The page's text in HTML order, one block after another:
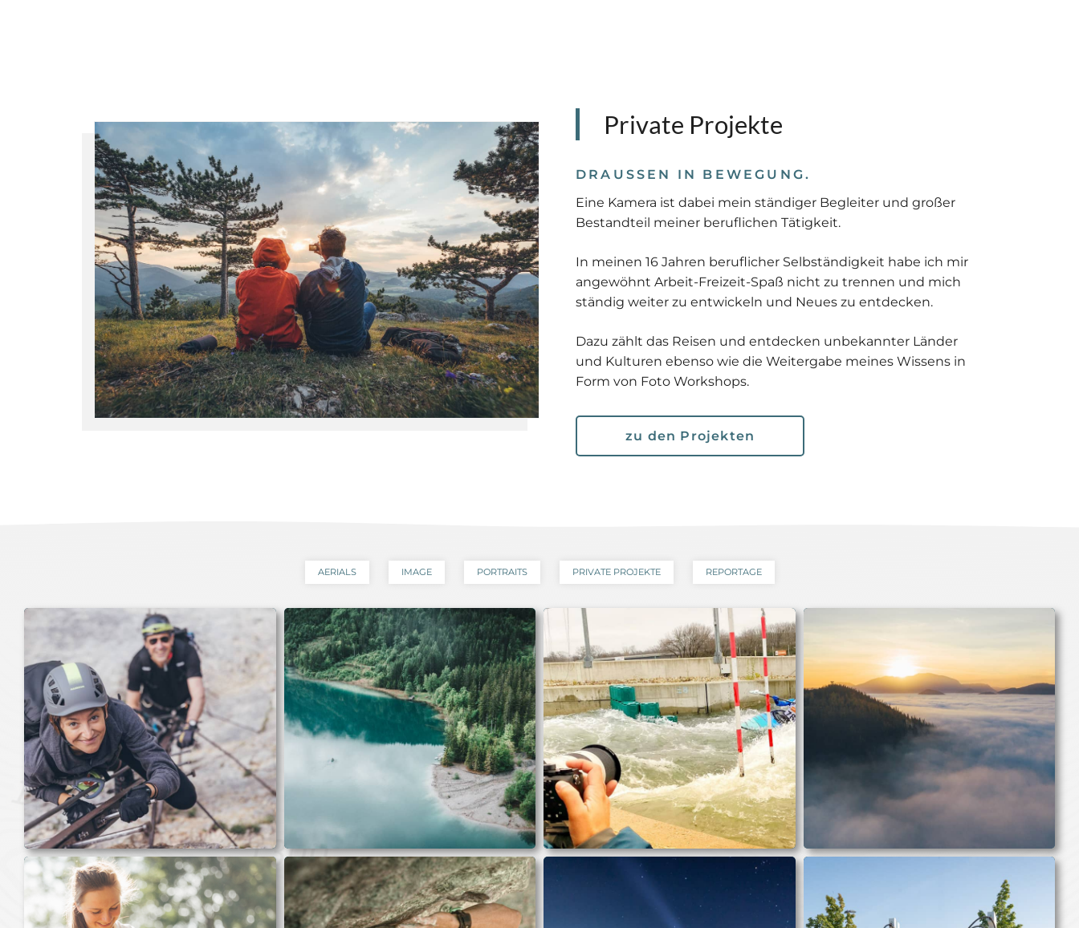
Private Projekte
DRAUSSEN IN BEWEGUNG
.
Eine Kamera ist dabei mein ständiger Begleiter und großer
Bestandteil meiner beruflichen Tätigkeit.
In meinen 16 Jahren beruflicher Selbständigkeit habe ich mir
angewöhnt Arbeit-Freizeit-Spaß nicht zu trennen und mich
ständig weiter zu entwickeln und Neues zu entdecken.
Dazu zählt das Reisen und entdecken unbekannter Länder
und Kulturen ebenso wie die Weitergabe meines Wissens in
Form von Foto Workshops.
zu den Projekten
AERIALS IMAGE PORTRAITS PRIVATE PROJEKTE REPORTAGE